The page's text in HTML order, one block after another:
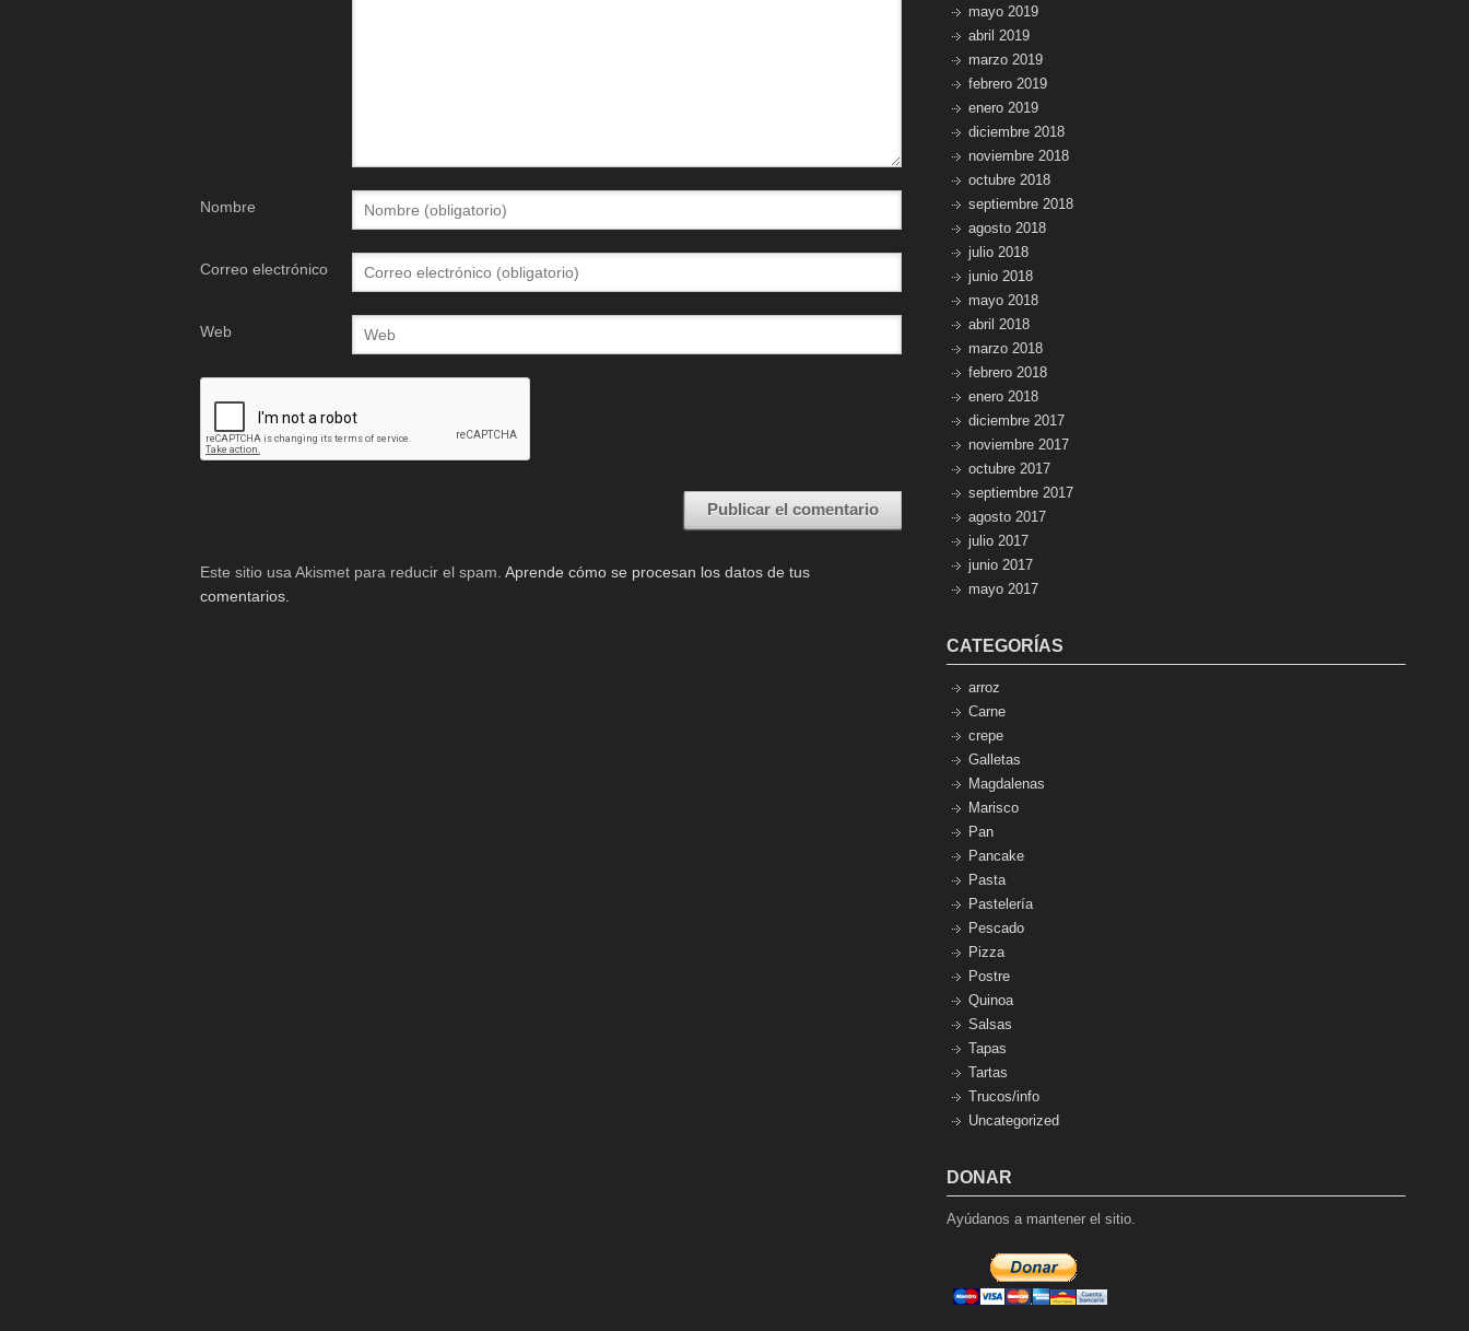
Nombre
Correo electrónico
Web
Este sitio usa Akismet para reducir el spam. Aprende cómo se procesan los datos de tus
comentarios.
mayo 2019
abril 2019
marzo 2019
febrero 2019
enero 2019
diciembre 2018
noviembre 2018
octubre 2018
septiembre 2018
agosto 2018
julio 2018
junio 2018
mayo 2018
abril 2018
marzo 2018
febrero 2018
enero 2018
diciembre 2017
noviembre 2017
octubre 2017
septiembre 2017
agosto 2017
julio 2017
junio 2017
mayo 2017
CATEGORÍAS
arroz
Carne
crepe
Galletas
Magdalenas
Marisco
Pan
Pancake
Pasta
Pastelería
Pescado
Pizza
Postre
Quinoa
Salsas
Tapas
Tartas
Trucos/info
Uncategorized
DONAR
Ayúdanos a mantener el sitio.